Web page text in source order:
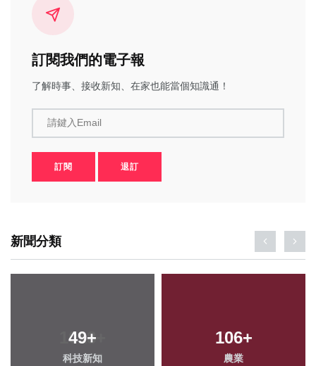
訂閱我們的電子報
了解時事、接收新知、在家也能當個知識通！
請鍵入Email
訂閱 退訂
新聞分類
49+
科技新知
106+
農業